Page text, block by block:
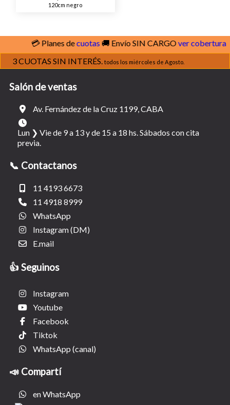
120cm negro
💳 Planes decuotas🚚 Envío SIN CARGOver cobertura
3 CUOTAS SIN INTERÉS. todos los miércoles de Agosto.
Salón de ventas
Av. Fernández de la Cruz 1199, CABA
Lun ❯ Vie de 9 a 13 y de 15 a 18 hs. Sábados con cita
previa.
📞 Contactanos
11 4193 6673
11 4918 8999
WhatsApp
Instagram (DM)
E.mail
👍 Seguinos
Instagram
Youtube
Facebook
Tiktok
WhatsApp (canal)
📣 Compartí
en WhatsApp